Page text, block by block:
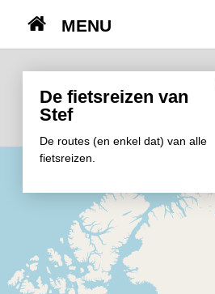
MENU
België / Duitsland / Nederland
Hoogtepunten
Soeperlange tocht
Afleveringen
Bounding Boxes
De fietsreizen van
Stef
De routes (en enkel dat) van alle
fietsreizen.